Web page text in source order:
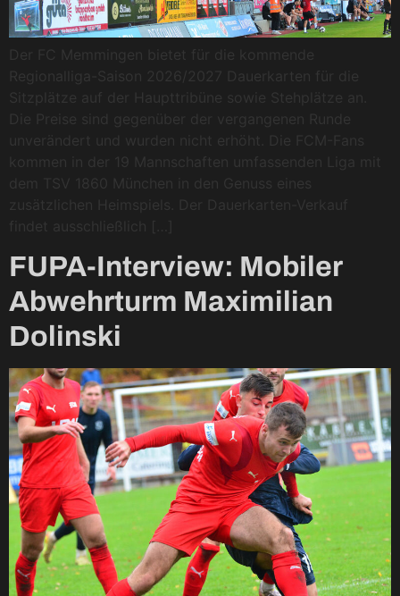
Der FC Memmingen bietet für die kommende
Regionalliga-Saison 2026/2027 Dauerkarten für die
Sitzplätze auf der Haupttribüne sowie Stehplätze an.
Die Preise sind gegenüber der vergangenen Runde
unverändert und wurden nicht erhöht. Die FCM-Fans
kommen in der 19 Mannschaften umfassenden Liga mit
dem TSV 1860 München in den Genuss eines
zusätzlichen Heimspiels. Der Dauerkarten-Verkauf
findet ausschließlich […]
FUPA-Interview: Mobiler
Abwehrturm Maximilian
Dolinski